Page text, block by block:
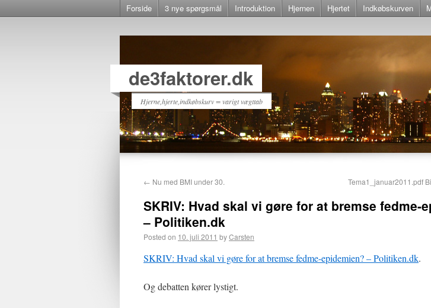
Forside 3 nye spørgsmål Introduktion Hjernen Hjertet Indkøbskurven
de3faktorer.dk
Hjerne,hjerte,indkøbskurv = varigt vægttab
← Nu med BMI under 30. Tema1_januar2011.pdf
SKRIV: Hvad skal vi gøre for at bremse fedme-
– Politiken.dk
Posted on 10. juli 2011 byCarsten
SKRIV: Hvad skal vi gøre for at bremse fedme-epidemien? – Politiken.dk.
Og debatten kører lystigt.